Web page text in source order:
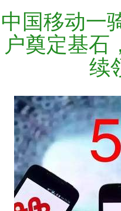
中国移动一
户奠定基石
续